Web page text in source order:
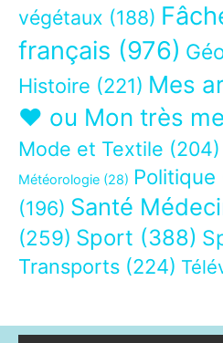
végétaux (188)
français (976)
Histoire (221) Mes
❤ ou Mon très
Mode et Textile (204)
Météorologie (28) Politique
(196) Santé
(259) Sport (388)
Transports (224)